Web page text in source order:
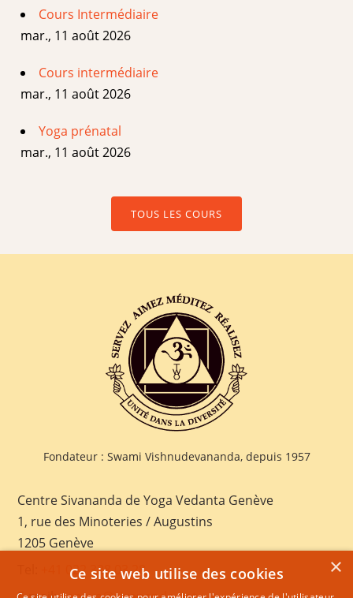
Cours Intermédiaire
mar., 11 août 2026
Cours intermédiaire
mar., 11 août 2026
Yoga prénatal
mar., 11 août 2026
TOUS LES COURS
Fondateur : Swami Vishnudevananda, depuis 1957
Centre Sivananda de Yoga Vedanta Genève
1, rue des Minoteries / Augustins
1205 Genève
+41 022 328 03 28
×
Ce site web utilise des cookies